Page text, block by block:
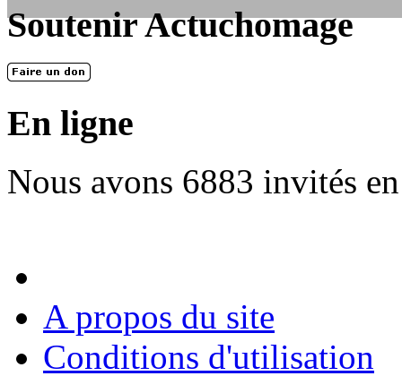
En 2004, une dizaine de personnes contribuèrent au lancement de
Soutenir Actuchomage
En ligne
Nous avons 6883 invités
A propos du site
Conditions d'utilisation